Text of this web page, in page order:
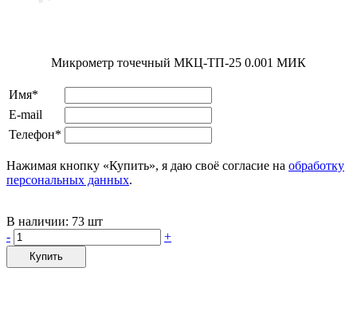
Микрометр точечный МКЦ-ТП-25 0.001 МИК
Имя*
E-mail
Телефон*
Нажимая кнопку «Купить», я даю своё согласие на обработку
персональных данных.
В наличии: 73 шт
-
+
Купить